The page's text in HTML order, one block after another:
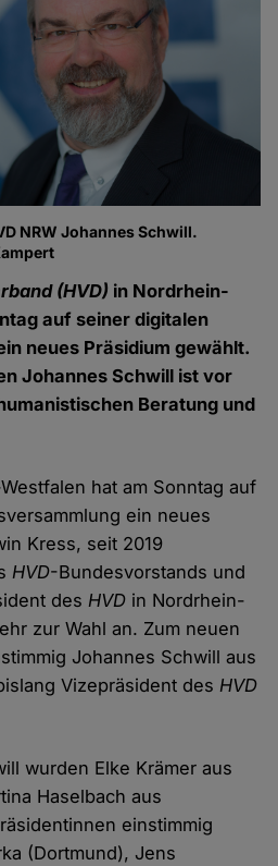
NRW Johannes Schwill.
(HVD) in Nordrhein-
auf seiner digitalen
neues Präsidium gewählt.
Johannes Schwill ist vor
Beratung und
hat am Sonntag auf
ein neues
Kress, seit 2019
HVD-Bundesvorstands und
desHVD in Nordrhein-
zur Wahl an. Zum neuen
Johannes Schwill aus
Vizepräsident desHVD
wurden Elke Krämer aus
Haselbach aus
einstimmig
(Dortmund), Jens